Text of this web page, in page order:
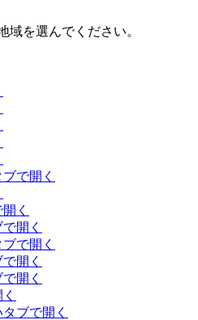
域を選んでください。
で開く
く
開く
で開く
開く
開く
ブで開く